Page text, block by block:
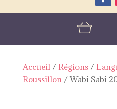
Accueil / Régions/
Roussillon / Wabi Sabi